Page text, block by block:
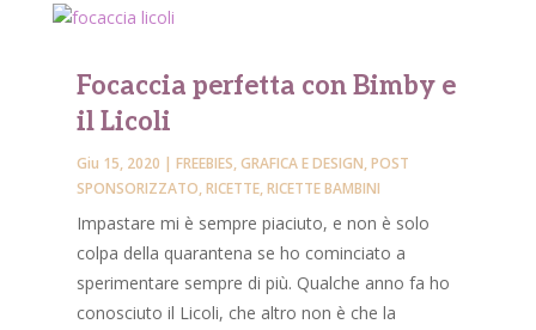
Focaccia perfetta con Bimby e
il Licoli
Giu 15, 2020 | FREEBIES,GRAFICA E DESIGN,POST
SPONSORIZZATO,RICETTE,RICETTE BAMBINI
Impastare mi è sempre piaciuto, e non è solo
colpa della quarantena se ho cominciato a
sperimentare sempre di più. Qualche anno fa ho
conosciuto il Licoli, che altro non è che la